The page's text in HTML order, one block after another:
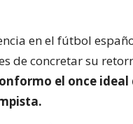
en el fútbol
de concretar su
el once ideal